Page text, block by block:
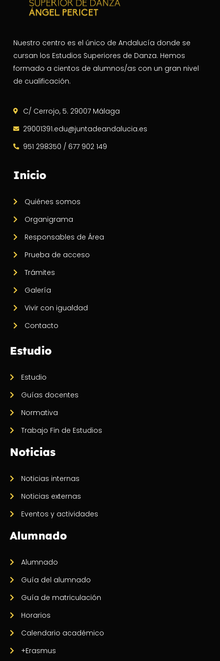
Nuestro centro es el único de Andalucía donde se
cursan los Estudios Superiores de Danza. Hemos
formado a cientos de alumnos/as con un gran nivel
de cualificación.
C/ Cerrojo, 5. 29007 Málaga
29001391.edu@juntadeandalucia.es
951 298350 / 677 902 149
Inicio
Quiénes somos
Organigrama
Responsables de Área
Prueba de acceso
Trámites
Galería
Vivir con igualdad
Contacto
Estudio
Estudio
Guías docentes
Normativa
Trabajo Fin de Estudios
Noticias
Noticias internas
Noticias externas
Eventos y actividades
Alumnado
Alumnado
Guía del alumnado
Guía de matriculación
Horarios
Calendario académico
+Erasmus